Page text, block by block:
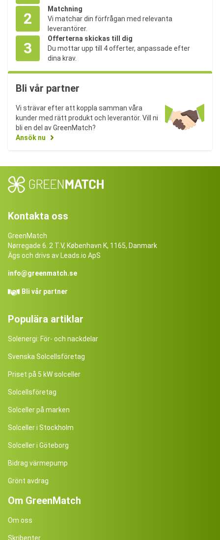
2
Matchning
Vi matchar din förfrågan med relevanta
leverantörer.
3
Offerterna skickas till dig
Du mottar upp till 4 offerter, anpassade efter
dina krav.
Bli vår partner
Vi strävar efter att koppla samman våra
kunder med rätt produkt och leverantör. Vill ni
bli en del av GreenMatch?
Ansök nu
Kontakta oss
GreenMatch
Nørregade 6. 2 T.V, København K, 1165, Danmark
Ägs och drivs av Leads.io ApS
info@greenmatch.se
Bli vår partner
Populära artiklar
Solenergi: För- och nackdelar
Svenska Solcellsföretag
Priset på 5 kW solceller
Solcellsföretag
Solceller på marken
Solceller i Stockholm
Solceller i Göteborg
Bidrag värmepump
Grönt avdrag
Om GreenMatch
Om oss
Skribenter